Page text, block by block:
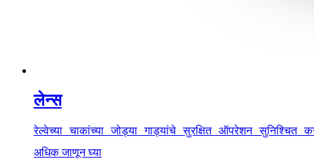
लेन्स
रेल्वेच्या चाकांच्या जोड्या गाड्यांचे सुरक्षित ऑपरेशन
अधिक जाणून घ्या